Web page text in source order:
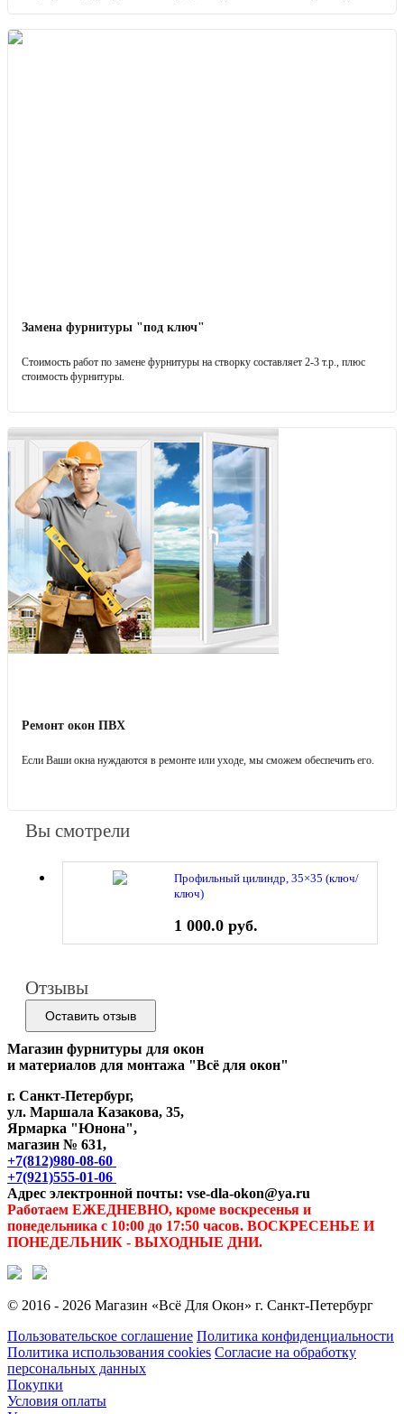
Замена фурнитуры "под ключ"
Стоимость работ по замене фурнитуры на створку составляет 2-3 т.р., плюс
стоимость фурнитуры.
Ремонт окон ПВХ
Если Ваши окна нуждаются в ремонте или уходе, мы сможем обеспечить его.
Вы смотрели
Профильный цилиндр, 35×35 (ключ/
ключ)
1 000.0 руб.
Отзывы
Оставить отзыв
Магазин фурнитуры для окон
и материалов для монтажа "Всё для окон"
г. Санкт-Петербург,
ул. Маршала Казакова, 35,
Ярмарка "Юнона",
магазин № 631,
+7(812)980-08-60
+7(921)555-01-06
Адрес электронной почты: vse-dla-okon@ya.ru
Работаем ЕЖЕДНЕВНО, кроме воскресенья и
понедельника с 10:00 до 17:50 часов. ВОСКРЕСЕНЬЕ И
ПОНЕДЕЛЬНИК - ВЫХОДНЫЕ ДНИ.
© 2016 - 2026 Магазин «Всё Для Окон» г. Санкт-Петербург
Пользовательское соглашение Политика конфиденциальности
Политика использования cookies Согласие на обработку
персональных данных
Покупки
Условия оплаты